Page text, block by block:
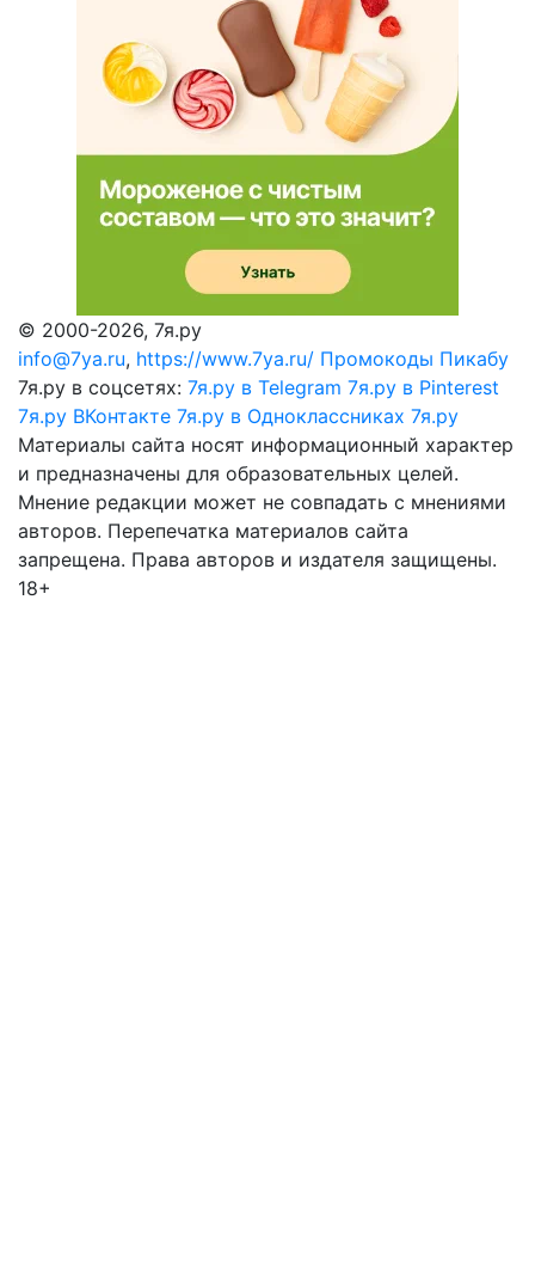
© 2000-2026, 7я.ру
info@7ya.ru, https://www.7ya.ru/ Промокоды Пикабу
7я.ру в соцсетях: 7я.ру в Telegram 7я.ру в Pinterest
7я.ру ВКонтакте 7я.ру в Одноклассниках 7я.ру
Материалы сайта носят информационный характер
и предназначены для образовательных целей.
Мнение редакции может не совпадать с мнениями
авторов. Перепечатка материалов сайта
запрещена. Права авторов и издателя защищены.
18+